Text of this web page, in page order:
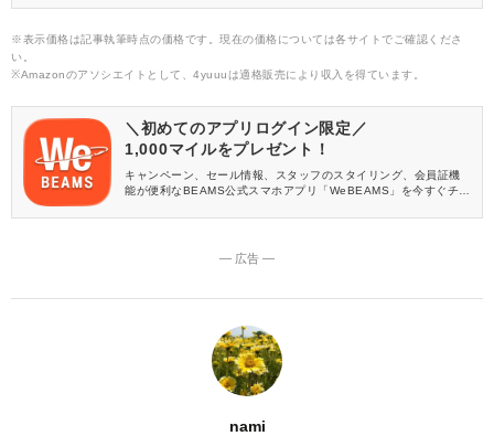
※表示価格は記事執筆時点の価格です。現在の価格については各サイトでご確認くださ
い。
※Amazonのアソシエイトとして、4yuuuは適格販売により収入を得ています。
＼初めてのアプリログイン限定／
1,000マイルをプレゼント！
キャンペーン、セール情報、スタッフのスタイリング、会員証機
能が便利なBEAMS公式スマホアプリ「WeBEAMS」を今すぐチェ
― 広告 ―
nami